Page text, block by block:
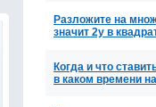
Разложите на
значит 2y в
Когда и что
в каком времени